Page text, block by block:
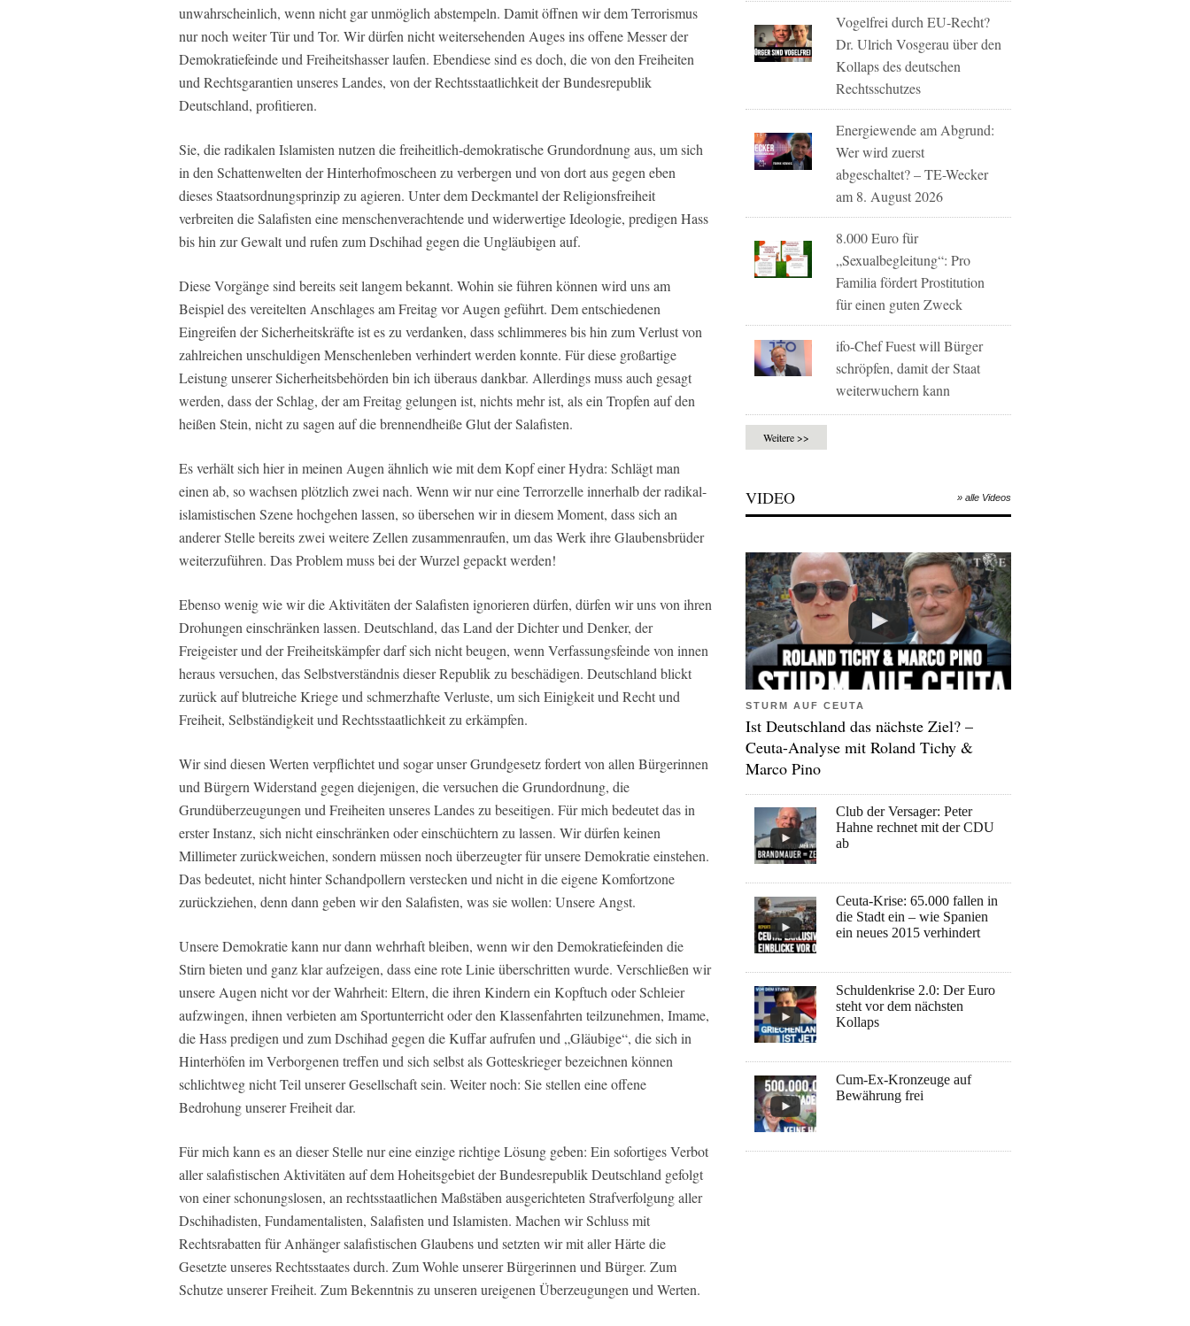
unwahrscheinlich, wenn nicht gar unmöglich abstempeln. Damit öffnen wir dem Terrorismus
nur noch weiter Tür und Tor. Wir dürfen nicht weitersehenden Auges ins offene Messer der
Demokratiefeinde und Freiheitshasser laufen. Ebendiese sind es doch, die von den Freiheiten
und Rechtsgarantien unseres Landes, von der Rechtsstaatlichkeit der Bundesrepublik
Deutschland, profitieren.
Sie, die radikalen Islamisten nutzen die freiheitlich-demokratische Grundordnung aus, um sich
in den Schattenwelten der Hinterhofmoscheen zu verbergen und von dort aus gegen eben
dieses Staatsordnungsprinzip zu agieren. Unter dem Deckmantel der Religionsfreiheit
verbreiten die Salafisten eine menschenverachtende und widerwertige Ideologie, predigen Hass
bis hin zur Gewalt und rufen zum Dschihad gegen die Ungläubigen auf.
Diese Vorgänge sind bereits seit langem bekannt. Wohin sie führen können wird uns am
Beispiel des vereitelten Anschlages am Freitag vor Augen geführt. Dem entschiedenen
Eingreifen der Sicherheitskräfte ist es zu verdanken, dass schlimmeres bis hin zum Verlust von
zahlreichen unschuldigen Menschenleben verhindert werden konnte. Für diese großartige
Leistung unserer Sicherheitsbehörden bin ich überaus dankbar. Allerdings muss auch gesagt
werden, dass der Schlag, der am Freitag gelungen ist, nichts mehr ist, als ein Tropfen auf den
heißen Stein, nicht zu sagen auf die brennendheiße Glut der Salafisten.
Es verhält sich hier in meinen Augen ähnlich wie mit dem Kopf einer Hydra: Schlägt man
einen ab, so wachsen plötzlich zwei nach. Wenn wir nur eine Terrorzelle innerhalb der radikal-
islamistischen Szene hochgehen lassen, so übersehen wir in diesem Moment, dass sich an
anderer Stelle bereits zwei weitere Zellen zusammenraufen, um das Werk ihre Glaubensbrüder
weiterzuführen. Das Problem muss bei der Wurzel gepackt werden!
Ebenso wenig wie wir die Aktivitäten der Salafisten ignorieren dürfen, dürfen wir uns von ihren
Drohungen einschränken lassen. Deutschland, das Land der Dichter und Denker, der
Freigeister und der Freiheitskämpfer darf sich nicht beugen, wenn Verfassungsfeinde von innen
heraus versuchen, das Selbstverständnis dieser Republik zu beschädigen. Deutschland blickt
zurück auf blutreiche Kriege und schmerzhafte Verluste, um sich Einigkeit und Recht und
Freiheit, Selbständigkeit und Rechtsstaatlichkeit zu erkämpfen.
Wir sind diesen Werten verpflichtet und sogar unser Grundgesetz fordert von allen Bürgerinnen
und Bürgern Widerstand gegen diejenigen, die versuchen die Grundordnung, die
Grundüberzeugungen und Freiheiten unseres Landes zu beseitigen. Für mich bedeutet das in
erster Instanz, sich nicht einschränken oder einschüchtern zu lassen. Wir dürfen keinen
Millimeter zurückweichen, sondern müssen noch überzeugter für unsere Demokratie einstehen.
Das bedeutet, nicht hinter Schandpollern verstecken und nicht in die eigene Komfortzone
zurückziehen, denn dann geben wir den Salafisten, was sie wollen: Unsere Angst.
Unsere Demokratie kann nur dann wehrhaft bleiben, wenn wir den Demokratiefeinden die
Stirn bieten und ganz klar aufzeigen, dass eine rote Linie überschritten wurde. Verschließen wir
unsere Augen nicht vor der Wahrheit: Eltern, die ihren Kindern ein Kopftuch oder Schleier
aufzwingen, ihnen verbieten am Sportunterricht oder den Klassenfahrten teilzunehmen, Imame,
die Hass predigen und zum Dschihad gegen die Kuffar aufrufen und „Gläubige“, die sich in
Hinterhöfen im Verborgenen treffen und sich selbst als Gotteskrieger bezeichnen können
schlichtweg nicht Teil unserer Gesellschaft sein. Weiter noch: Sie stellen eine offene
Bedrohung unserer Freiheit dar.
Für mich kann es an dieser Stelle nur eine einzige richtige Lösung geben: Ein sofortiges Verbot
aller salafistischen Aktivitäten auf dem Hoheitsgebiet der Bundesrepublik Deutschland gefolgt
von einer schonungslosen, an rechtsstaatlichen Maßstäben ausgerichteten Strafverfolgung aller
Dschihadisten, Fundamentalisten, Salafisten und Islamisten. Machen wir Schluss mit
Rechtsrabatten für Anhänger salafistischen Glaubens und setzten wir mit aller Härte die
Gesetzte unseres Rechtsstaates durch. Zum Wohle unserer Bürgerinnen und Bürger. Zum
Schutze unserer Freiheit. Zum Bekenntnis zu unseren ureigenen Überzeugungen und Werten.
Vogelfrei durch EU-Recht?
Dr. Ulrich Vosgerau über den
Kollaps des deutschen
Rechtsschutzes
Energiewende am Abgrund:
Wer wird zuerst
abgeschaltet? – TE-Wecker
am 8. August 2026
8.000 Euro für
„Sexualbegleitung“: Pro
Familia fördert Prostitution
für einen guten Zweck
ifo-Chef Fuest will Bürger
schröpfen, damit der Staat
weiterwuchern kann
Weitere >>
VIDEO » alle Videos
STURM AUF CEUTA
Ist Deutschland das nächste Ziel? –
Ceuta-Analyse mit Roland Tichy &
Marco Pino
Club der Versager: Peter
Hahne rechnet mit der CDU
ab
Ceuta-Krise: 65.000 fallen in
die Stadt ein – wie Spanien
ein neues 2015 verhindert
Schuldenkrise 2.0: Der Euro
steht vor dem nächsten
Kollaps
Cum-Ex-Kronzeuge auf
Bewährung frei